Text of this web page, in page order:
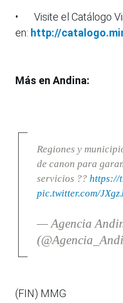
•
Visite el Catálogo
en: http://
Más en Andina:
Regiones y
de canon para
servicios ?? https://
pic.twitter.com/
— Agencia
(FIN) MMG